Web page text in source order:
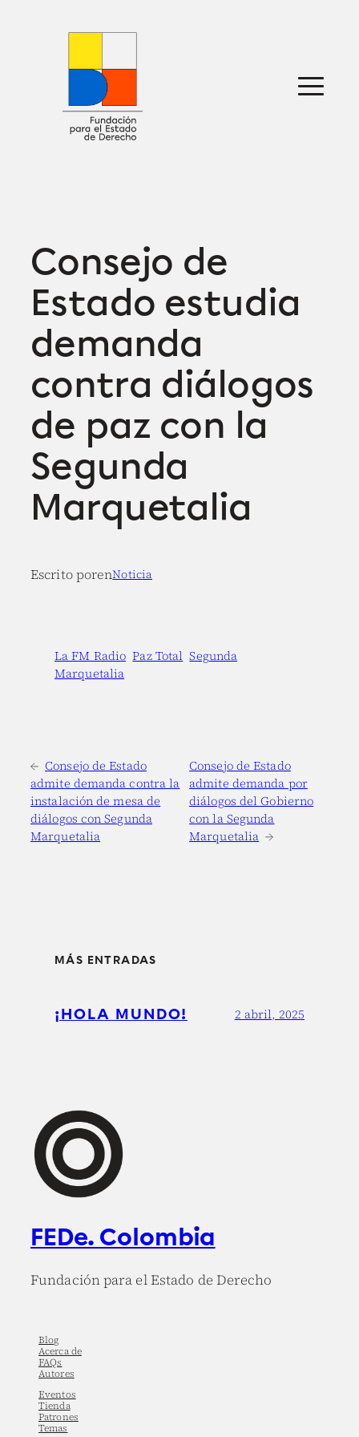
Sobre nosotros
Defensa jurídica
Consejo de
Estado estudia
demanda
contra diálogos
de paz con la
Segunda
Marquetalia
Escrito porenNoticia
La FM Radio Paz Total Segunda
Marquetalia
← Consejo de Estado
admite demanda contra la
instalación de mesa de
diálogos con Segunda
Marquetalia
Consejo de Estado
admite demanda por
diálogos del Gobierno
con la Segunda
Marquetalia →
MÁS ENTRADAS
¡HOLA MUNDO! 2 abril, 2025
FEDe. Colombia
Fundación para el Estado de Derecho
Blog
Acerca de
FAQs
Autores
Eventos
Tienda
Patrones
Temas